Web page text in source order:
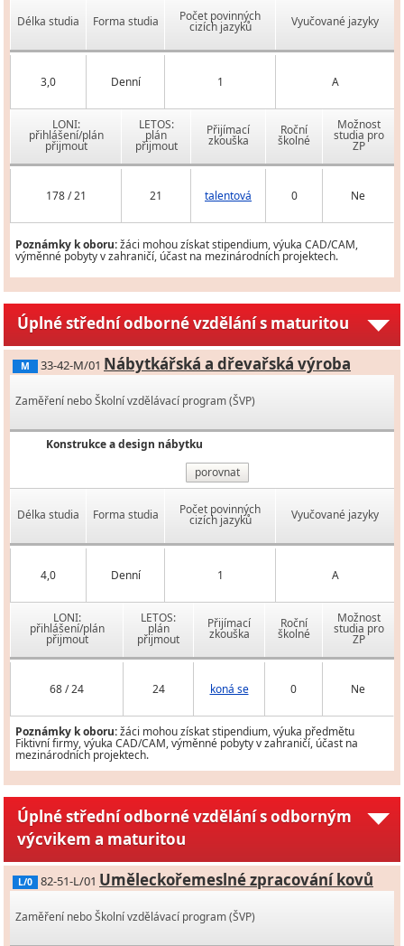
Délka studia Forma studia Počet povinných
cizích jazyků Vyučované jazyky
3,0 Denní 1 A
LONI:
přihlášení/plán
přijmout
LETOS:
plán
přijmout
Přijímací
zkouška
Roční
školné
Možnost
studia pro
ZP
178 / 21 21 talentová 0 Ne
Poznámky k oboru:žáci mohou získat stipendium, výuka CAD/CAM,
výměnné pobyty v zahraničí, účast na mezinárodních projektech.
Úplné střední odborné vzdělání s maturitou
M 33-42-M/01 Nábytkářská a dřevařská výroba
Zaměření nebo Školní vzdělávací program (ŠVP)
Konstrukce a design nábytku
porovnat
Délka studia Forma studia Počet povinných
cizích jazyků Vyučované jazyky
4,0 Denní 1 A
LONI:
přihlášení/plán
přijmout
LETOS:
plán
přijmout
Přijímací
zkouška
Roční
školné
Možnost
studia pro
ZP
68 / 24 24 koná se 0 Ne
Poznámky k oboru:žáci mohou získat stipendium, výuka předmětu
Fiktivní firmy, výuka CAD/CAM, výměnné pobyty v zahraničí, účast na
mezinárodních projektech.
Úplné střední odborné vzdělání s odborným
výcvikem a maturitou
L/0 82-51-L/01 Uměleckořemeslné zpracování kovů
Zaměření nebo Školní vzdělávací program (ŠVP)